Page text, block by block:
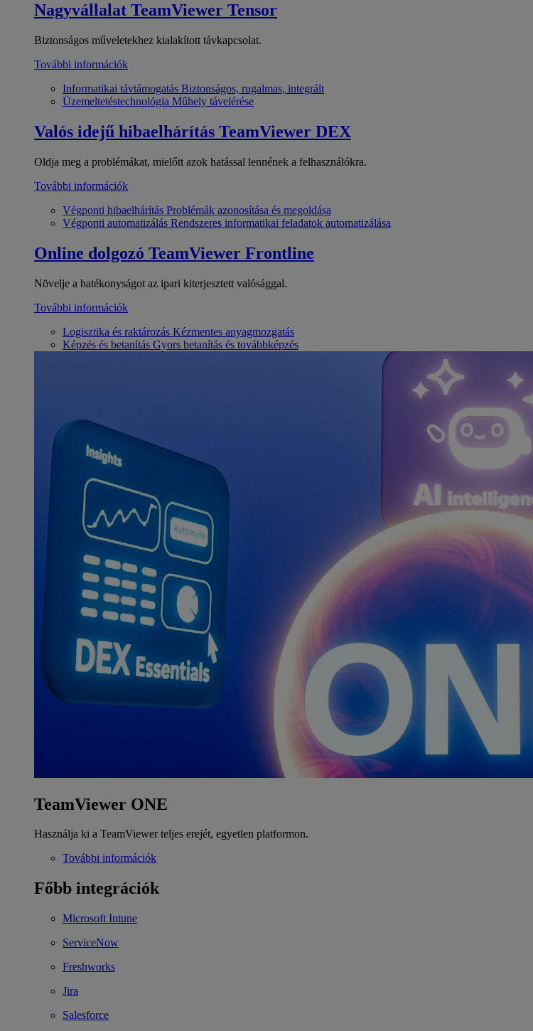
Nagyvállalat TeamViewer Tensor
Biztonságos műveletekhez kialakított távkapcsolat.
További információk
Informatikai távtámogatás Biztonságos, rugalmas, integrált
Üzemeltetéstechnológia Műhely távelérése
Valós idejű hibaelhárítás TeamViewer DEX
Oldja meg a problémákat, mielőtt azok hatással lennének a felhasználókra.
További információk
Végponti hibaelhárítás Problémák azonosítása és megoldása
Végponti automatizálás Rendszeres informatikai feladatok automatizálása
Online dolgozó TeamViewer Frontline
Növelje a hatékonyságot az ipari kiterjesztett valósággal.
További információk
Logisztika és raktározás Kézmentes anyagmozgatás
Képzés és betanítás Gyors betanítás és továbbképzés
TeamViewer ONE
Használja ki a TeamViewer teljes erejét, egyetlen platformon.
További információk
Főbb integrációk
Microsoft Intune
ServiceNow
Freshworks
Jira
Salesforce